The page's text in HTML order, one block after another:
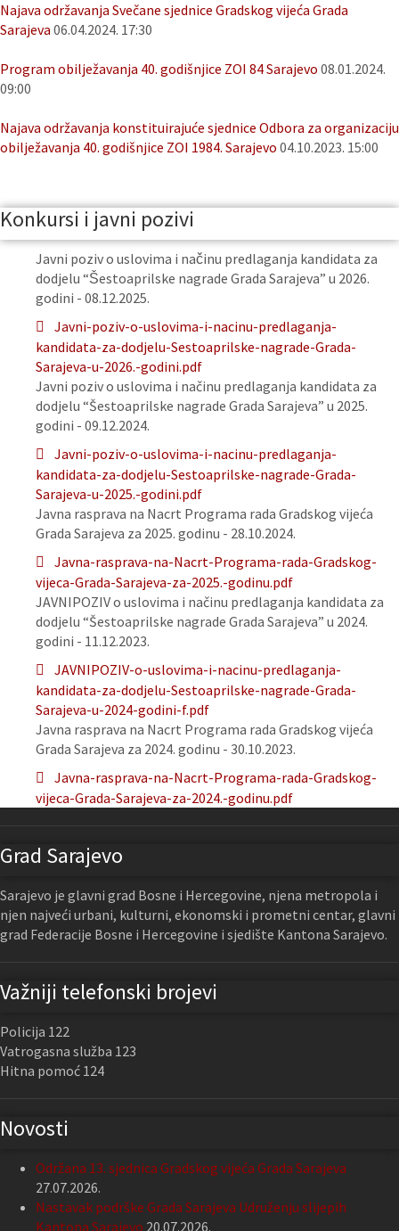
Najava održavanja Svečane sjednice Gradskog vijeća Grada
Sarajeva 06.04.2024. 17:30
Program obilježavanja 40. godišnjice ZOI 84 Sarajevo 08.01.2024.
09:00
Najava održavanja konstituirajuće sjednice Odbora za organizaciju
obilježavanja 40. godišnjice ZOI 1984. Sarajevo 04.10.2023. 15:00
Konkursi i javni pozivi
Javni poziv o uslovima i načinu predlaganja kandidata za
dodjelu “Šestoaprilske nagrade Grada Sarajeva” u 2026.
godini - 08.12.2025.
Javni-poziv-o-uslovima-i-nacinu-predlaganja-
kandidata-za-dodjelu-Sestoaprilske-nagrade-Grada-
Sarajeva-u-2026.-godini.pdf
Javni poziv o uslovima i načinu predlaganja kandidata za
dodjelu “Šestoaprilske nagrade Grada Sarajeva” u 2025.
godini - 09.12.2024.
Javni-poziv-o-uslovima-i-nacinu-predlaganja-
kandidata-za-dodjelu-Sestoaprilske-nagrade-Grada-
Sarajeva-u-2025.-godini.pdf
Javna rasprava na Nacrt Programa rada Gradskog vijeća
Grada Sarajeva za 2025. godinu - 28.10.2024.
Javna-rasprava-na-Nacrt-Programa-rada-Gradskog-
vijeca-Grada-Sarajeva-za-2025.-godinu.pdf
JAVNIPOZIV o uslovima i načinu predlaganja kandidata za
dodjelu “Šestoaprilske nagrade Grada Sarajeva” u 2024.
godini - 11.12.2023.
JAVNIPOZIV-o-uslovima-i-nacinu-predlaganja-
kandidata-za-dodjelu-Sestoaprilske-nagrade-Grada-
Sarajeva-u-2024-godini-f.pdf
Javna rasprava na Nacrt Programa rada Gradskog vijeća
Grada Sarajeva za 2024. godinu - 30.10.2023.
Javna-rasprava-na-Nacrt-Programa-rada-Gradskog-
vijeca-Grada-Sarajeva-za-2024.-godinu.pdf
Grad Sarajevo
Sarajevo je glavni grad Bosne i Hercegovine, njena metropola i
njen najveći urbani, kulturni, ekonomski i prometni centar, glavni
grad Federacije Bosne i Hercegovine i sjedište Kantona Sarajevo.
Važniji telefonski brojevi
Policija 122
Vatrogasna služba 123
Hitna pomoć 124
Novosti
Održana 13. sjednica Gradskog vijeća Grada Sarajeva
27.07.2026.
Nastavak podrške Grada Sarajeva Udruženju slijepih
Kantona Sarajevo 20.07.2026.